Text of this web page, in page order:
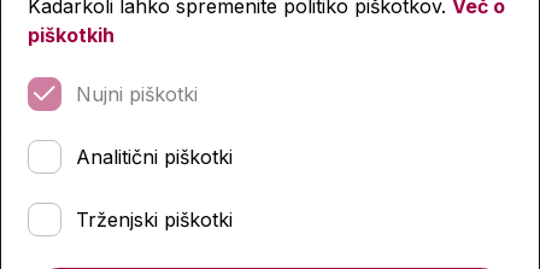
Kadarkoli lahko spremenite politiko piškotkov. Več o
piškotkih
Nujni piškotki
Analitični piškotki
Trženjski piškotki